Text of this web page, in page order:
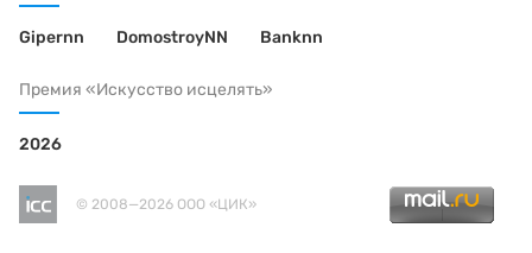
Gipernn DomostroyNN Banknn
Премия «Искусство исцелять»
2026
© 2008—2026 ООО «ЦИК»